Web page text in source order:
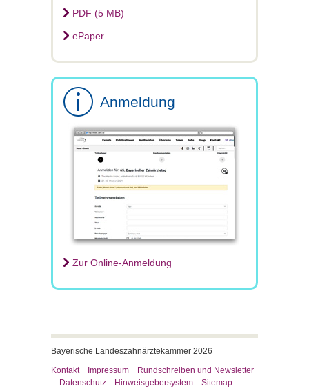
PDF (5 MB)
ePaper
Anmeldung
Zur Online-Anmeldung
Bayerische Landeszahnärztekammer 2026
Kontakt
Impressum
Rundschreiben und Newsletter
Datenschutz
Hinweisgebersystem
Sitemap